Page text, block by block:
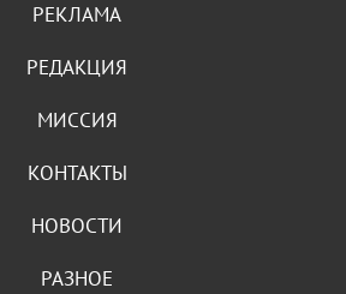
РЕКЛАМА
РЕДАКЦИЯ
МИССИЯ
КОНТАКТЫ
НОВОСТИ
РАЗНОЕ